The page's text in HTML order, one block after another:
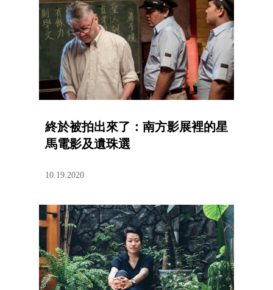
終於被拍出來了：南方影展裡的星
馬電影及遺珠選
10.19.2020